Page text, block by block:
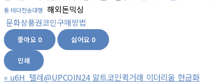
통 테더전송대행 해외돈믹싱
문화상품권코인구매방법
좋아요 0 싫어요 0
인쇄
« u6H_텔레@UPCOIN24 알트코인퀵거래 이더리움 현금화